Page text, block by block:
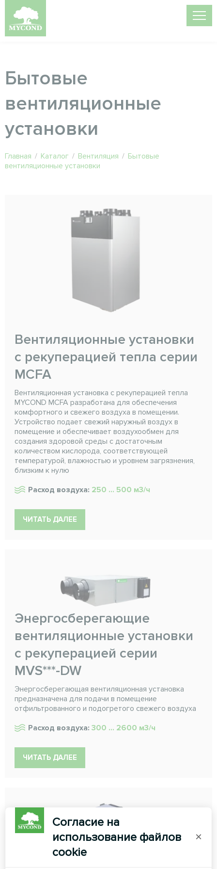
Бытовые
вентиляционные
установки
Главная / Каталог / Вентиляция / Бытовые
вентиляционные установки
Вентиляционные установки
с рекуперацией тепла серии
MCFA
Вентиляционная установка с рекуперацией тепла
MYCOND MCFA разработана для обеспечения
комфортного и свежего воздуха в помещении.
Устройство подает свежий наружный воздух в
помещение и обеспечивает воздухообмен для
создания здоровой среды с достаточным
количеством кислорода, соответствующей
температурой, влажностью и уровнем загрязнения,
близким к нулю
Расход воздуха: 250 ... 500 м3/ч
ЧИТАТЬ ДАЛЕЕ
Энергосберегающие
вентиляционные установки
с рекуперацией серии
MVS***-DW
Энергосберегающая вентиляционная установка
предназначена для подачи в помещение
отфильтрованного и подогретого свежего воздуха
Расход воздуха: 300 ... 2600 м3/ч
ЧИТАТЬ ДАЛЕЕ
Согласие на
использование файлов
cookie
×